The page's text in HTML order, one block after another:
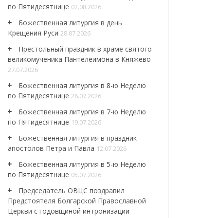
по Пятидесятнице 02.08.2026
Божественная литургия в день
Крещения Руси 28.07.2026
Престольный праздник в храме святого
великомученика Пантелеимона в Княжево
27.07.2026
Божественная литургия в 8-ю Неделю
по Пятидесятнице 26.07.2026
Божественная литургия в 7-ю Неделю
по Пятидесятнице 19.07.2026
Божественная литургия в праздник
апостолов Петра и Павла 12.07.2026
Божественная литургия в 5-ю Неделю
по Пятидесятнице 05.07.2026
Председатель ОВЦС поздравил
Предстоятеля Болгарской Православной
Церкви с годовщиной интронизации